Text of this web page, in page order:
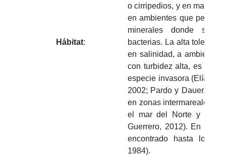
Hábitat:
o cirripedios, y en masas
en ambientes que
minerales donde se
bacterias. La alta
en salinidad, a ambientes
con turbidez alta, es un
especie invasora (Elías et
2002; Pardo y Dauer,
en zonas intermareales y
el mar del Norte y el
Guerrero, 2012). En el
encontrado hasta los
1984).